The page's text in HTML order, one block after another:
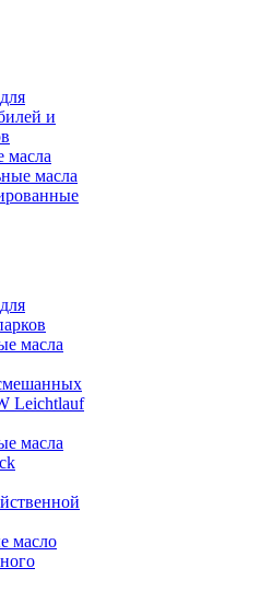
и
масла
масла
Leichtlauf
масла
масло